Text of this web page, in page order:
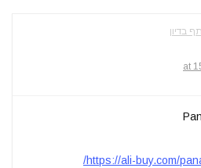
בדיון
https://ali-buy.com/